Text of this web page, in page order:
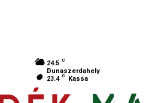
24.5 C
Dunaszerdahely
23.4 C Kassa